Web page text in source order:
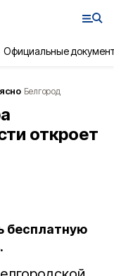
Официальные
ясно Белгород
откроет
бесплатную